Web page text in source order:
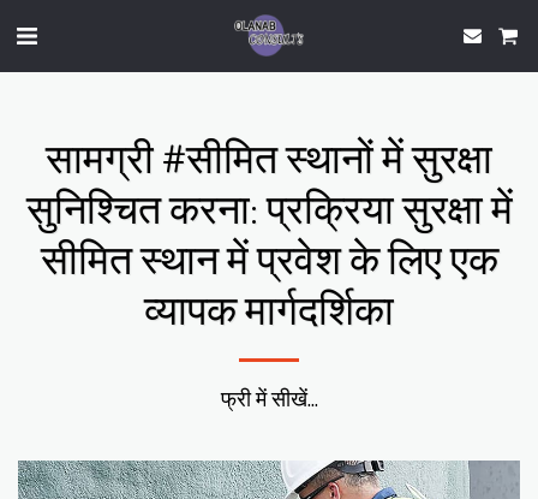
सामग्री #सीमित स्थानों में सुरक्षा
सुनिश्चित करना: प्रक्रिया सुरक्षा में
सीमित स्थान में प्रवेश के लिए एक
व्यापक मार्गदर्शिका
फ्री में सीखें...